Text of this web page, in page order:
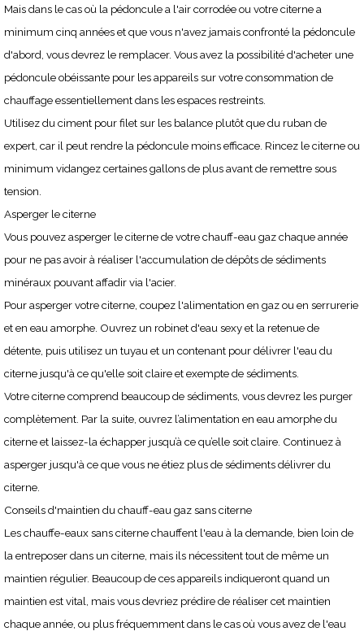
Mais dans le cas où la pédoncule a l'air corrodée ou votre citerne a
minimum cinq années et que vous n'avez jamais confronté la pédoncule
d'abord, vous devrez le remplacer. Vous avez la possibilité d'acheter une
pédoncule obéissante pour les appareils sur votre consommation de
chauffage essentiellement dans les espaces restreints.
Utilisez du ciment pour filet sur les balance plutôt que du ruban de
expert, car il peut rendre la pédoncule moins efficace. Rincez le citerne ou
minimum vidangez certaines gallons de plus avant de remettre sous
tension.
Asperger le citerne
Vous pouvez asperger le citerne de votre chauff-eau gaz chaque année
pour ne pas avoir à réaliser l'accumulation de dépôts de sédiments
minéraux pouvant affadir via l'acier.
Pour asperger votre citerne, coupez l'alimentation en gaz ou en serrurerie
et en eau amorphe. Ouvrez un robinet d'eau sexy et la retenue de
détente, puis utilisez un tuyau et un contenant pour délivrer l'eau du
citerne jusqu'à ce qu'elle soit claire et exempte de sédiments.
Votre citerne comprend beaucoup de sédiments, vous devrez les purger
complètement. Par la suite, ouvrez l’alimentation en eau amorphe du
citerne et laissez-la échapper jusqu’à ce qu’elle soit claire. Continuez à
asperger jusqu'à ce que vous ne étiez plus de sédiments délivrer du
citerne.
Conseils d'maintien du chauff-eau gaz sans citerne
Les chauffe-eaux sans citerne chauffent l'eau à la demande, bien loin de
la entreposer dans un citerne, mais ils nécessitent tout de même un
maintien régulier. Beaucoup de ces appareils indiqueront quand un
maintien est vital, mais vous devriez prédire de réaliser cet maintien
chaque année, ou plus fréquemment dans le cas où vous avez de l'eau